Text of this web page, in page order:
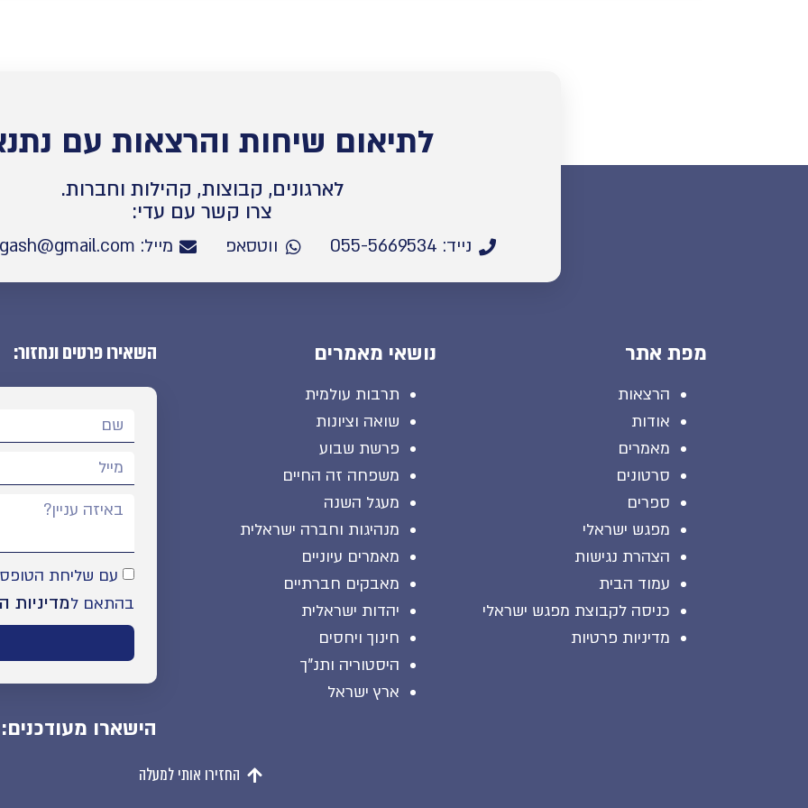
לתיאום שיחות והרצאות עם
לארגונים, קבוצות, קהילות וחברות.
צרו קשר עם עדי:
נייד: 055-5669534 ווטסאפ מייל: Netanel.mifgash@gmail.com
מפת אתר
הרצאות
אודות
מאמרים
סרטונים
ספרים
מפגש ישראלי
הצהרת נגישות
עמוד הבית
כניסה לקבוצת מפגש ישראלי
מדיניות פרטיות
נושאי מאמרים
תרבות עולמית
שואה וציונות
פרשת שבוע
משפחה זה החיים
מעגל השנה
מנהיגות וחברה ישראלית
מאמרים עיוניים
מאבקים חברתיים
יהדות ישראלית
חינוך ויחסים
היסטוריה ותנ"ך
ארץ ישראל
השאירו פרטים ונחזור:
עם שליחת הטופס
בהתאם למדיניות
הישארו מעודכנים:
החזירו אותי למעלה